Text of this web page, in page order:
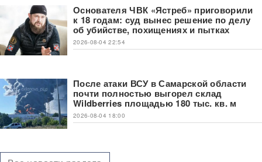
Основателя ЧВК «Ястреб» приговорили
к 18 годам: суд вынес решение по делу
об убийстве, похищениях и пытках
2026-08-04 22:54
После атаки ВСУ в Самарской области
почти полностью выгорел склад
Wildberries площадью 180 тыс. кв. м
2026-08-04 18:00